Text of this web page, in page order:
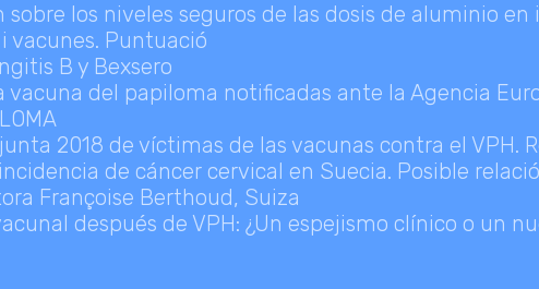
sobre los niveles seguros de las dosis de aluminio
vacunes. Puntuació
B y Bexsero
vacuna del papiloma notificadas ante la Agencia
2018 de víctimas de las vacunas contra el VPH.
de cáncer cervical en Suecia. Posible
Françoise Berthoud, Suiza
después de VPH: ¿Un espejismo clínico o un